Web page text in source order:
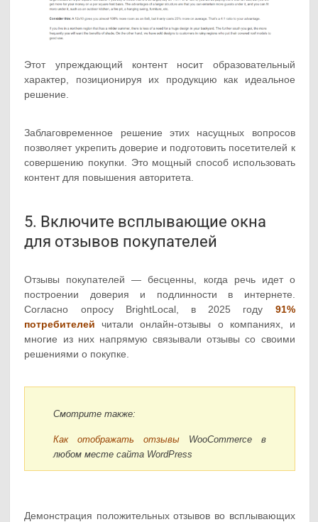
Этот упреждающий контент носит образовательный
характер, позиционируя их продукцию как идеальное
решение.
Заблаговременное решение этих насущных вопросов
позволяет укрепить доверие и подготовить посетителей к
совершению покупки. Это мощный способ использовать
контент для повышения авторитета.
5. Включите всплывающие окна
для отзывов покупателей
Отзывы покупателей — бесценны, когда речь идет о
построении доверия и подлинности в интернете.
Согласно опросу BrightLocal, в 2025 году 91%
потребителейчитали онлайн-отзывы о компаниях, и
многие из них напрямую связывали отзывы со своими
решениями о покупке.
Смотрите также:
Как отображать отзывы WooCommerce в
любом месте сайта WordPress
Демонстрация положительных отзывов во всплывающих